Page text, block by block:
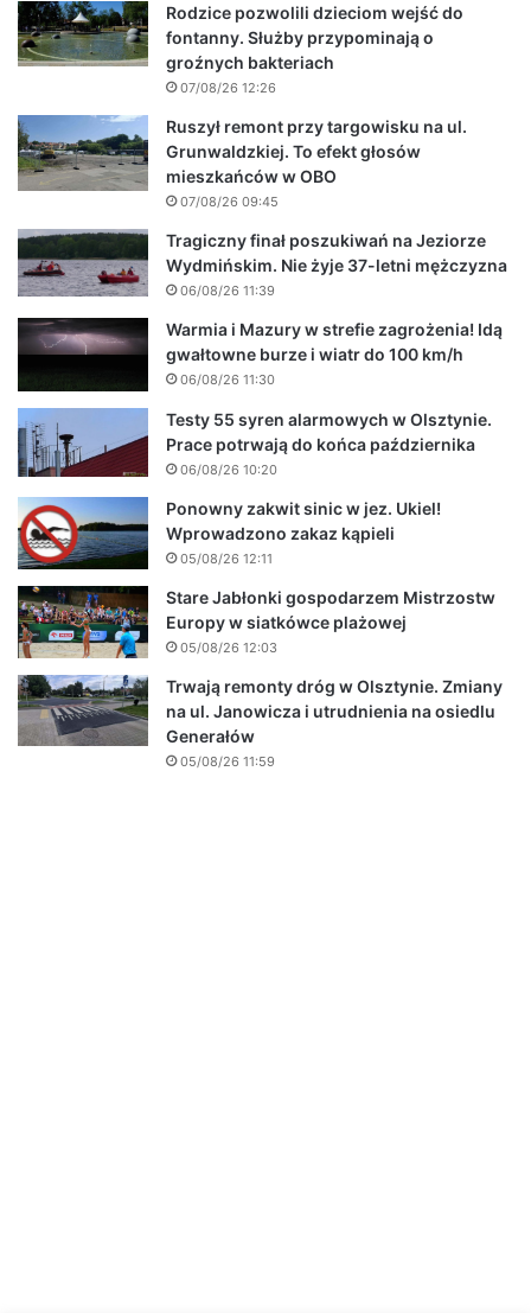
Rodzice pozwolili dzieciom wejść do
fontanny. Służby przypominają o
groźnych bakteriach
07/08/26 12:26
Ruszył remont przy targowisku na ul.
Grunwaldzkiej. To efekt głosów
mieszkańców w OBO
07/08/26 09:45
Tragiczny finał poszukiwań na Jeziorze
Wydmińskim. Nie żyje 37-letni mężczyzna
06/08/26 11:39
Warmia i Mazury w strefie zagrożenia! Idą
gwałtowne burze i wiatr do 100 km/h
06/08/26 11:30
Testy 55 syren alarmowych w Olsztynie.
Prace potrwają do końca października
06/08/26 10:20
Ponowny zakwit sinic w jez. Ukiel!
Wprowadzono zakaz kąpieli
05/08/26 12:11
Stare Jabłonki gospodarzem Mistrzostw
Europy w siatkówce plażowej
05/08/26 12:03
Trwają remonty dróg w Olsztynie. Zmiany
na ul. Janowicza i utrudnienia na osiedlu
Generałów
05/08/26 11:59